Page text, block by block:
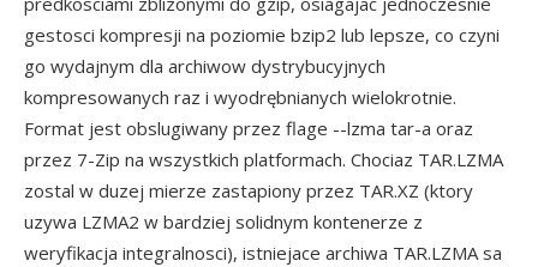
gestosci kompresji na poziomie bzip2 lub lepsze, co czyni
go wydajnym dla archiwow dystrybucyjnych
kompresowanych raz i wyodrębnianych wielokrotnie.
Format jest obslugiwany przez flage --lzma tar-a oraz
przez 7-Zip na wszystkich platformach. Chociaz TAR.LZMA
zostal w duzej mierze zastapiony przez TAR.XZ (ktory
uzywa LZMA2 w bardziej solidnym kontenerze z
weryfikacja integralnosci), istniejace archiwa TAR.LZMA sa